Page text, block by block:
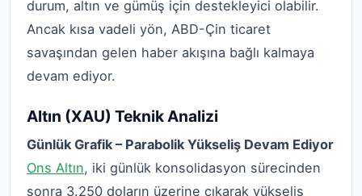
durum, altın ve gümüş için destekleyici olabilir.
Ancak kısa vadeli yön, ABD-Çin ticaret
savaşından gelen haber akışına bağlı kalmaya
devam ediyor.
Altın (XAU) Teknik Analizi
Günlük Grafik – Parabolik Yükseliş Devam Ediyor
Ons Altın, iki günlük konsolidasyon sürecinden
sonra 3.250 doların üzerine çıkarak yükseliş